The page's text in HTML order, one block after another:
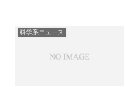
科学系ニュース